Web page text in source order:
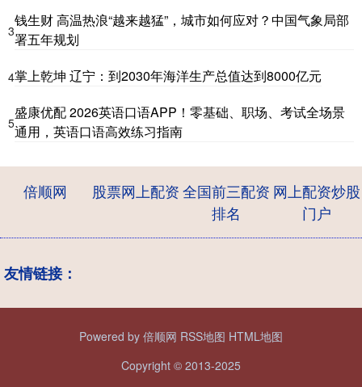
3
钱生财 高温热浪“越来越猛”，城市如何应对？中国气象局部
署五年规划
4掌上乾坤 辽宁：到2030年海洋生产总值达到8000亿元
5
盛康优配 2026英语口语APP！零基础、职场、考试全场景
通用，英语口语高效练习指南
倍顺网 股票网上配资全国前三配资
排名
网上配资炒股
门户
友情链接：
Powered by 倍顺网 RSS地图 HTML地图
Copyright © 2013-2025